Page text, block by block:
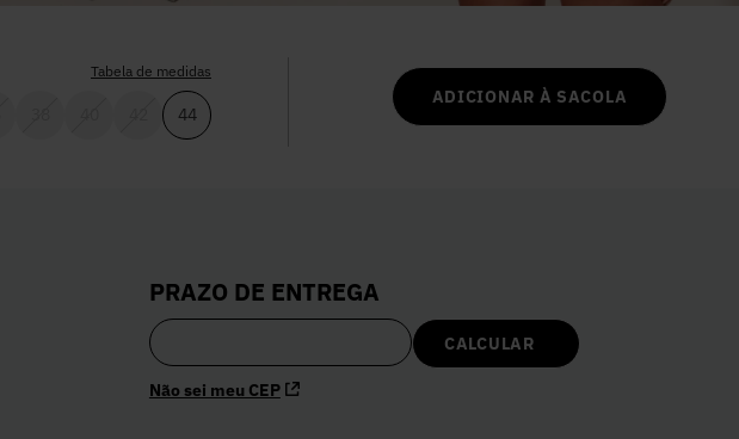
44
Tabela de medidas
ADICIONAR À SACOLA
PRAZO DE ENTREGA
Não sei meu CEP
Vestido Branco